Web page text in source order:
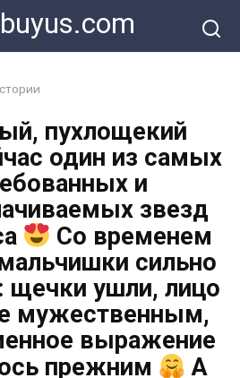
пухлощекий
один из самых
и
звезд
Со временем
сильно
щечки ушли, лицо
мужественным,
выражение
прежним
А